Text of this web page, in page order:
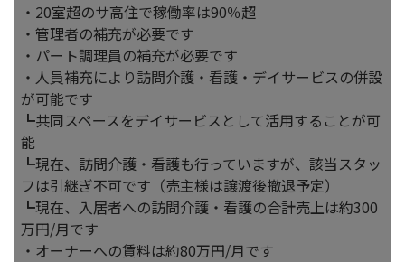
・20室超のサ高住で稼働率は90％超
・管理者の補充が必要です
・パート調理員の補充が必要です
・人員補充により訪問介護・看護・デイサービスの併設
が可能です
┗共同スペースをデイサービスとして活用することが可
能
┗現在、訪問介護・看護も行っていますが、該当スタッ
フは引継ぎ不可です（売主様は譲渡後撤退予定）
┗現在、入居者への訪問介護・看護の合計売上は約300
万円/月です
・オーナーへの賃料は約80万円/月です